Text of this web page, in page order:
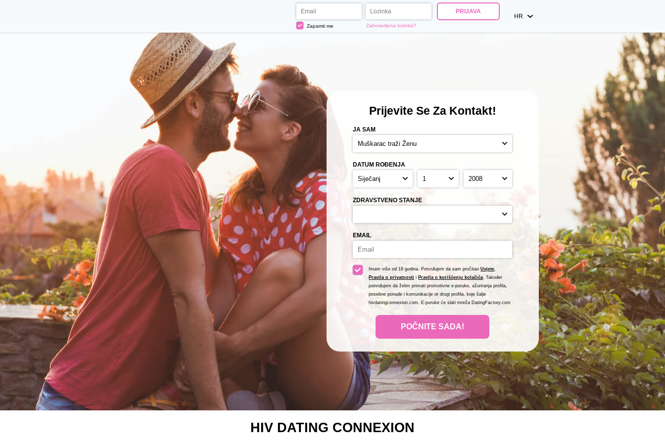
Zapamti me Zaboravljena lozinka?
PRIJAVA
HR
Prijevite Se Za Kontakt!
JA SAM
DATUM ROĐENJA
ZDRAVSTVENO STANJE
EMAIL
Imam više od 18 godina. Potvrđujem da sam pročitaoUvjete
Pravila o privatnosti i Pravila o korišćenju kolačića . Također
potvrđujem da želim primati promotivne e-poruke, ažuriranja profila,
posebne ponude i komunikacije ot drugi profila, koje šalje
hivdatingconnexion.com. E-poruke će slati mreža DatingFactory.com
POČNITE SADA!
HIV DATING CONNEXION